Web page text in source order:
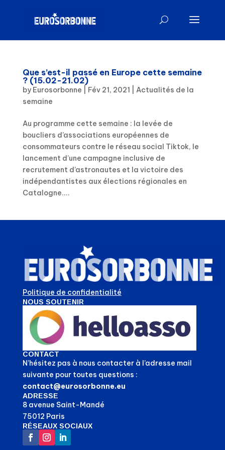
Que s’est-il passé en Europe cette semaine
? (15.02-21.02)
by Eurosorbonne Fév 21, 2021
Actualités de la
semaine
Au programme cette semaine : la levée de
boucliers d’associations européennes de
consommateurs contre le réseau social Tiktok, le
lancement d’une campagne inclusive de
recrutement d’astronautes et la victoire des
indépendantistes aux élections régionales en
Catalogne....
Politique de confidentialité
NOUS SOUTENIR
CONTACT
N’hésitez pas à nous contacter à l’adresse mail
suivante pour toutes questions :
contact@eurosorbonne.eu
ADRESSE
8 avenue Saint-Mandé
75012 Paris
RÉSEAUX SOCIAUX